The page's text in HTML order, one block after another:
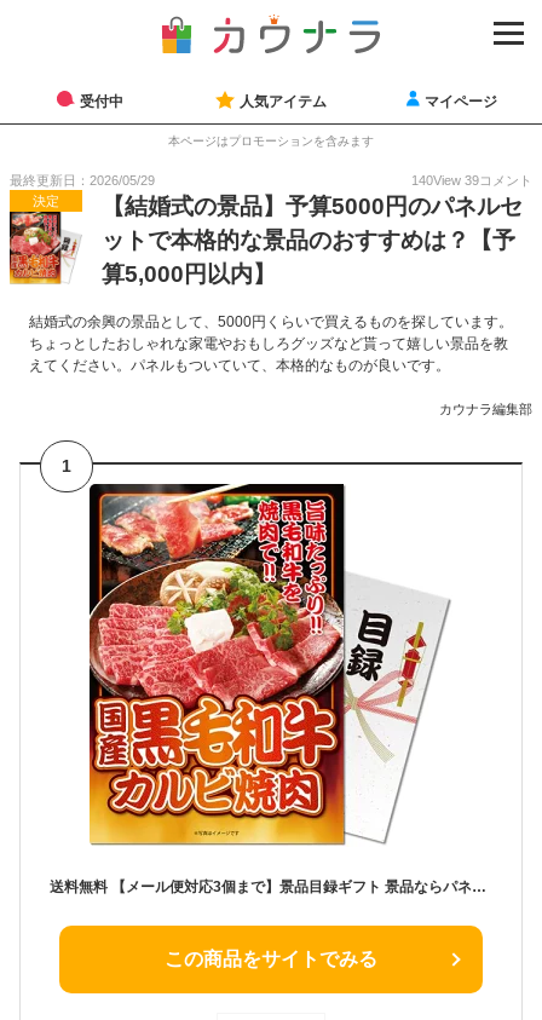
受付中 人気アイテム マイページ
本ページはプロモーションを含みます
最終更新日：2026/05/29 140View 39コメント
決定
【結婚式の景品】予算5000円のパネルセ
ットで本格的な景品のおすすめは？【予
算5,000円以内】
結婚式の余興の景品として、5000円くらいで買えるものを探しています。
ちょっとしたおしゃれな家電やおもしろグッズなど貰って嬉しい景品を教
えてください。パネルもついていて、本格的なものが良いです。
カウナラ編集部
1
送料無料 【メール便対応3個まで】景品目録ギフト 景品ならパネもく！ 国産黒毛和牛カルビ焼肉（A4パネル付 目録） 結婚式 2次会 ゴルフコンペ ビンゴ 抽選会 くじ引き 賞品 景品パーク【景品ギフト券 パネル付き】 kwg-k300-rb
この商品をサイトでみる